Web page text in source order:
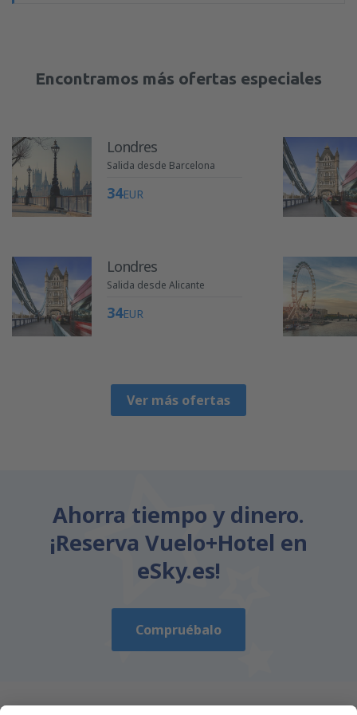
Encontramos más ofertas especiales
Londres
Salida desde Barcelona
34EUR
Londres
Salida desde Alicante
34EUR
Ver más ofertas
Ahorra tiempo y dinero.
¡Reserva Vuelo+Hotel en
eSky.es!
Compruébalo